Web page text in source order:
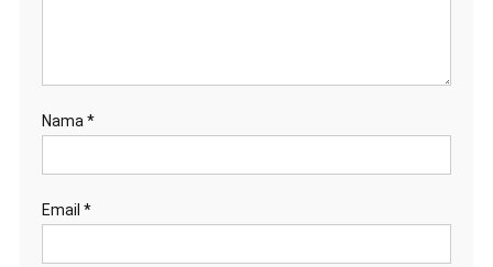
Nama *
Email *